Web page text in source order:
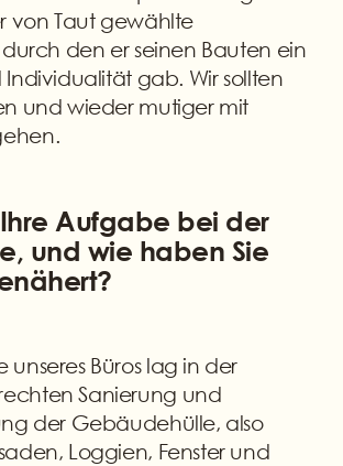
von Taut gewählte
durch den er seinen Bauten ein
gab. Wir sollten
und wieder mutiger mit
Aufgabe bei der
und wie haben Sie
unseres Büros lag in der
Sanierung und
der Gebäudehülle, also
Loggien, Fenster und